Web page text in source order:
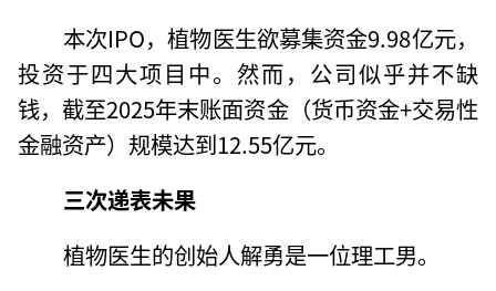
本次IPO，植物医生欲募集资金9.98亿元，
投资于四大项目中。然而，公司似乎并不缺
钱，截至2025年末账面资金（货币资金+交易性
金融资产）规模达到12.55亿元。
三次递表未果
植物医生的创始人解勇是一位理工男。